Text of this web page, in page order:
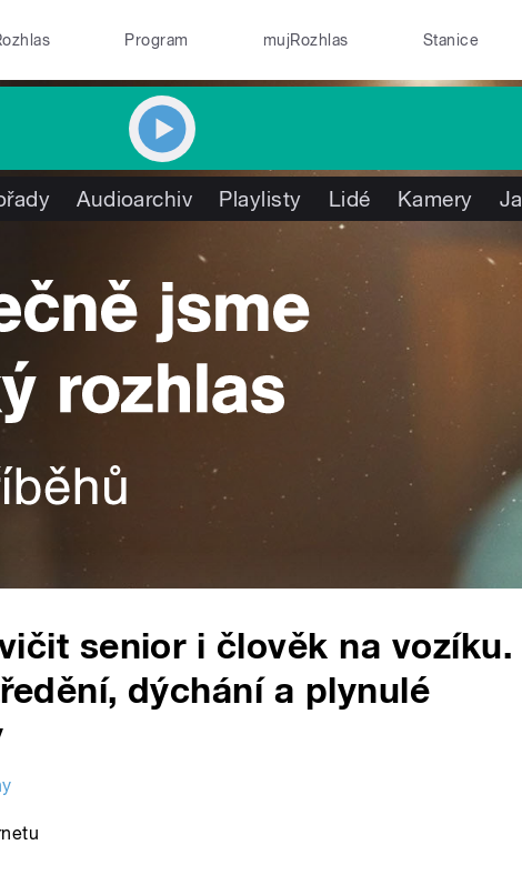
Program mujRozhlas Stanice
Audioarchiv Playlisty Lidé Kamery
senior i člověk na vozíku.
dýchání a plynulé